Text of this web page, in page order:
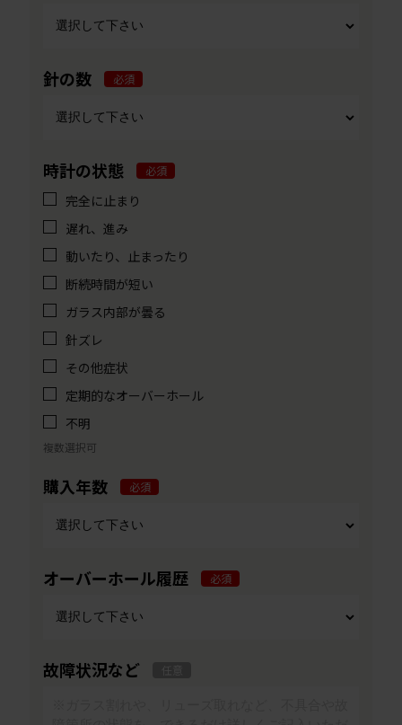
針の数 必須
時計の状態 必須
完全に止まり
遅れ、進み
動いたり、止まったり
断続時間が短い
ガラス内部が曇る
針ズレ
その他症状
定期的なオーバーホール
不明
複数選択可
購入年数 必須
オーバーホール履歴 必須
故障状況など